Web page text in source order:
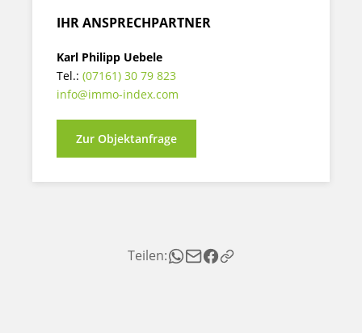
IHR ANSPRECHPARTNER
Karl Philipp Uebele
Tel.: (07161) 30 79 823
info@immo-index.com
Zur Objektanfrage
Teilen: